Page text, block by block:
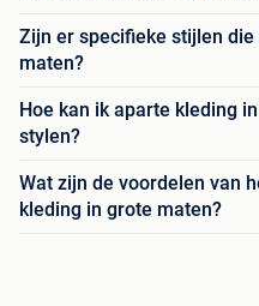
Zijn er specifieke stijlen
maten?
Hoe kan ik aparte kleding
stylen?
Wat zijn de voordelen van
kleding in grote maten?